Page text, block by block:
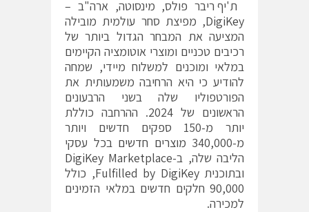
ת'יף ריבר פולס, מינסוטה, ארה"ב –
DigiKey‏, מפיצת סחר עולמית מובילה
המציעה את המבחר הגדול ביותר של
רכיבים טכניים ומוצרי אוטומציה הקיימים
במלאי ומוכנים למשלוח מיידי, שמחה
להודיע כי היא הרחיבה משמעותית את
הפורטפוליו שלה בשני הרבעונים
הראשונים של 2024. ההרחבה כוללת
יותר מ-150 ספקים חדשים ויותר
מ-340,000
מוצרים חדשים בכל עסקי
הליבה שלה, ב-DigiKey Marketplace‏
ובתוכניתFulfilled by DigiKey‏, כולל
90,000 חלקים חדשים במלאי הזמינים
למכירה.